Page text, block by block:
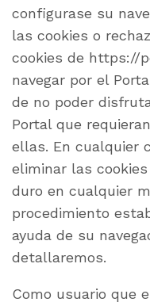
configurase su
las cookies o
cookies de https://
navegar por el
de no poder
Portal que
ellas. En cualquier
eliminar las
duro en cualquier
procedimiento
ayuda de su
detallaremos.
Como usuario que